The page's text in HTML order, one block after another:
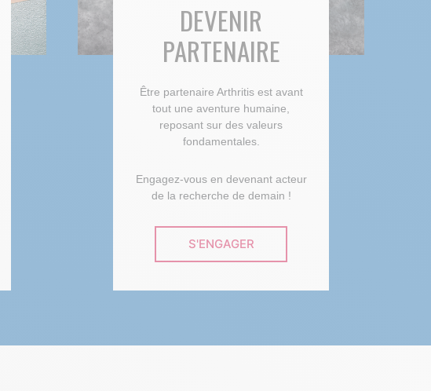
DEVENIR
PARTENAIRE
Être partenaire Arthritis est avant
tout une aventure humaine,
reposant sur des valeurs
fondamentales.
Engagez-vous en devenant acteur
de la recherche de demain !
S'ENGAGER